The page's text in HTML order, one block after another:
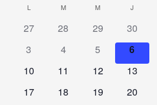
Calendrier
Évènements
L MMARDI M MERCREDI
J
27 28 29 30
3
4 5 6
10
11 12 13
17
18 19 20